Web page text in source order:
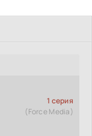
1 серия
(Force Media)